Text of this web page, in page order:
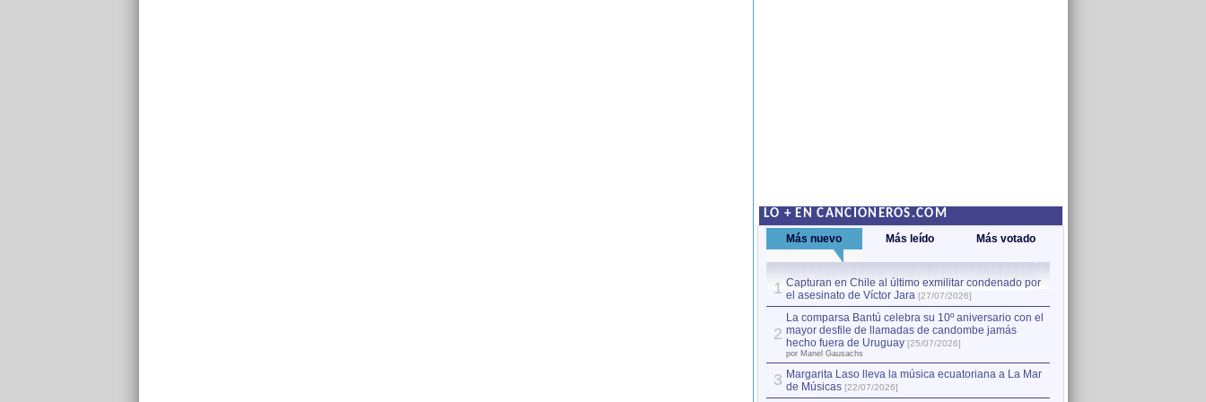
LO + EN CANCIONEROS.COM
Más nuevo Más leído Más votado
1 Capturan en Chile al último exmilitar condenado por
el asesinato de Víctor Jara [27/07/2026]
2
La comparsa Bantú celebra su 10º aniversario con el
mayor desfile de llamadas de candombe jamás
hecho fuera de Uruguay [25/07/2026]
por Manel Gausachs
3 Margarita Laso lleva la música ecuatoriana a La Mar
de Músicas [22/07/2026]